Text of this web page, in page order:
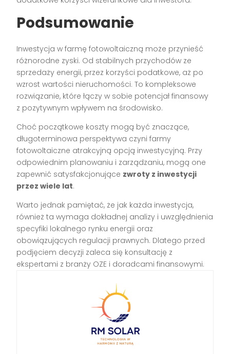
Podsumowanie
Inwestycja w farmę fotowoltaiczną może przynieść
różnorodne zyski. Od stabilnych przychodów ze
sprzedaży energii, przez korzyści podatkowe, aż po
wzrost wartości nieruchomości. To kompleksowe
rozwiązanie, które łączy w sobie potencjał finansowy
z pozytywnym wpływem na środowisko.
Choć początkowe koszty mogą być znaczące,
długoterminowa perspektywa czyni farmy
fotowoltaiczne atrakcyjną opcją inwestycyjną. Przy
odpowiednim planowaniu i zarządzaniu, mogą one
zapewnić satysfakcjonujące zwroty z inwestycji
przez wiele lat.
Warto jednak pamiętać, że jak każda inwestycja,
również ta wymaga dokładnej analizy i uwzględnienia
specyfiki lokalnego rynku energii oraz
obowiązujących regulacji prawnych. Dlatego przed
podjęciem decyzji zaleca się konsultację z
ekspertami z branży OZE i doradcami finansowymi.